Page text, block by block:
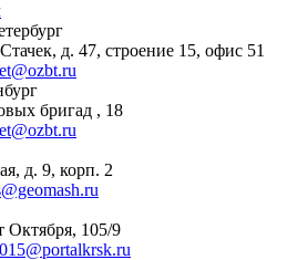
д. 47, строение 15, офис 51
бригад , 18
д. 9, корп. 2
Октября, 105/9